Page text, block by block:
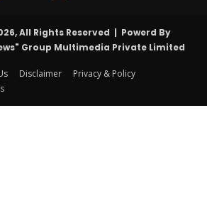
All Rights Reserved | Powerd By
Group Multimedia Private Limited
Disclaimer
Privacy & Policy